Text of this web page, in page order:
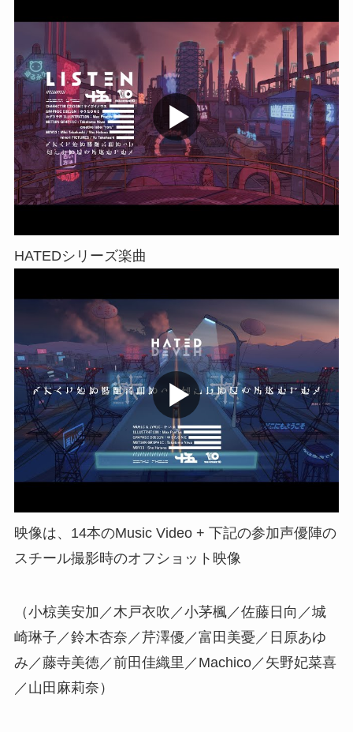
HATEDシリーズ楽曲
映像は、14本のMusic Video + 下記の参加声優陣の
スチール撮影時のオフショット映像
（小椋美安加／木戸衣吹／小茅楓／佐藤日向／城
崎琳子／鈴木杏奈／芹澤優／富田美憂／日原あゆ
み／藤寺美徳／前田佳織里／Machico／矢野妃菜喜
／山田麻莉奈）